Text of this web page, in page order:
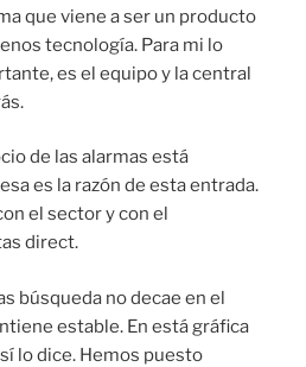
que viene a ser un producto
tecnología. Para mi lo
es el equipo y la central
de las alarmas está
es la razón de esta entrada.
el sector y con el
direct.
búsqueda no decae en el
estable. En está gráfica
lo dice. Hemos puesto